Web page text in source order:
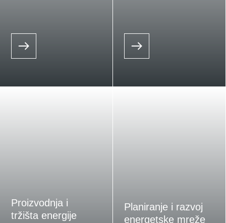
Proizvodnja i
tržišta energije
Planiranje i razvoj
energetske mreže